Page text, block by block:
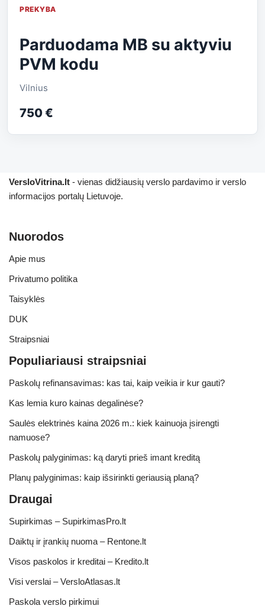
PREKYBA
Parduodama MB su aktyviu
PVM kodu
Vilnius
750 €
VersloVitrina.lt - vienas didžiausių verslo pardavimo ir verslo
informacijos portalų Lietuvoje.
Nuorodos
Apie mus
Privatumo politika
Taisyklės
DUK
Straipsniai
Populiariausi straipsniai
Paskolų refinansavimas: kas tai, kaip veikia ir kur gauti?
Kas lemia kuro kainas degalinėse?
Saulės elektrinės kaina 2026 m.: kiek kainuoja įsirengti
namuose?
Paskolų palyginimas: ką daryti prieš imant kreditą
Planų palyginimas: kaip išsirinkti geriausią planą?
Draugai
Supirkimas – SupirkimasPro.lt
Daiktų ir įrankių nuoma – Rentone.lt
Visos paskolos ir kreditai – Kredito.lt
Visi verslai – VersloAtlasas.lt
Paskola verslo pirkimui